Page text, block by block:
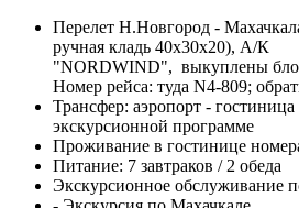
Перелет Н.Новгород -
ручная кладь 40х30х20), А/К
"NORDWIND", выкуплены
Номер рейса: туда N4-809;
Трансфер: аэропорт - гостиница
экскурсионной программе
Проживание в гостинице
Питание: 7 завтраков / 2 обеда
Экскурсионное обслуживание